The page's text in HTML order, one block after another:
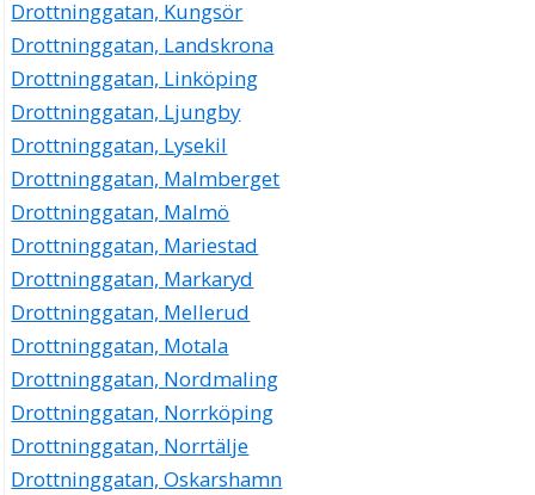
Drottninggatan 21, 65225 Karlstad
KB Kilsfreden 4
054-293426
KB Sannerud 2:95
Drottninggatan 21, 65225 Karlstad
Koppersberg 2 KB
054-293426
Drottninggatan 21, 65225 Karlstad
Leret i Karlstad KB
054-293426
Drottninggatan 21, 65225 Karlstad
Annika Bergfjord AB
Annika Kristina Bergfjord
054-187300
Drottninggatan 21, 65225 Karlstad
Drottninggatan, Kungsör
Drottninggatan, Landskrona
Drottninggatan, Linköping
Drottninggatan, Ljungby
Drottninggatan, Lysekil
Drottninggatan, Malmberget
Drottninggatan, Malmö
Drottninggatan, Mariestad
Drottninggatan, Markaryd
Drottninggatan, Mellerud
Drottninggatan, Motala
Drottninggatan, Nordmaling
Drottninggatan, Norrköping
Drottninggatan, Norrtälje
Drottninggatan, Oskarshamn